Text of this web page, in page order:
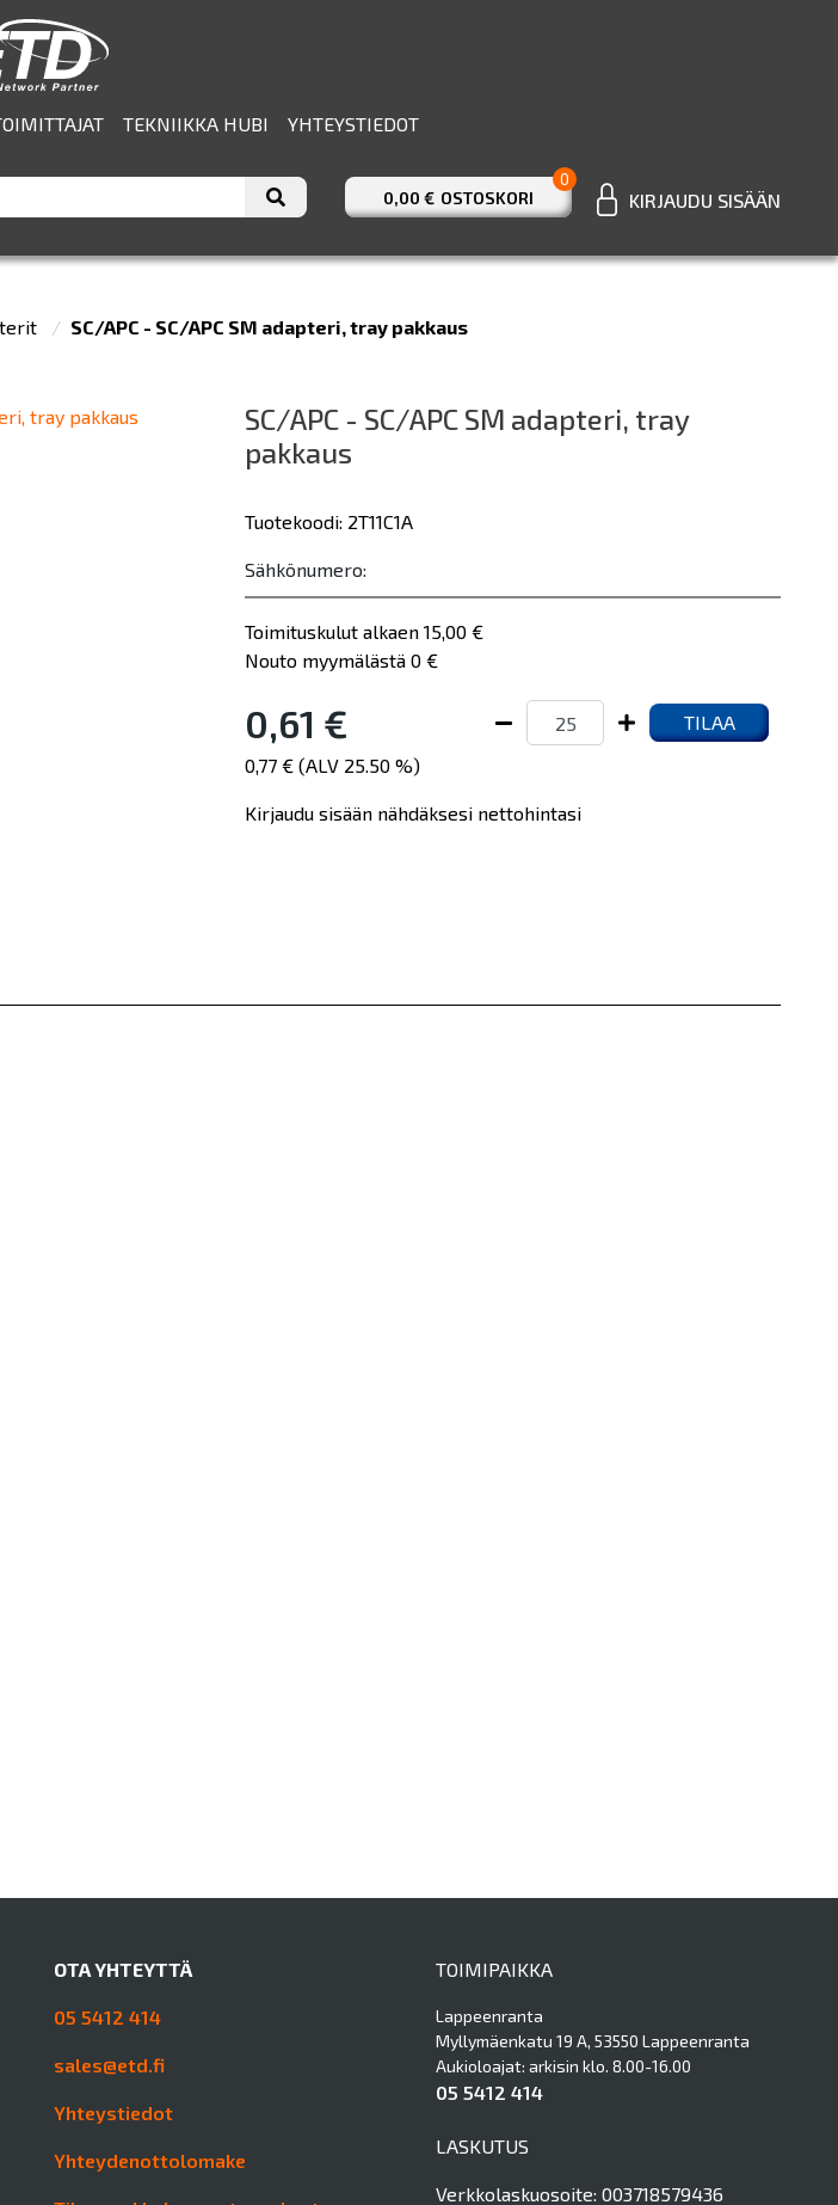
TEKNIIKKA HUBI YHTEYSTIEDOT
0,00 € OSTOSKORI
0
KIRJAUDU SISÄÄN
SC/APC - SC/APC SM adapteri, tray pakkaus
SC/APC - SC/APC SM adapteri, tray
pakkaus
Tuotekoodi: 2T11C1A
Sähkönumero:
Toimituskulut alkaen 15,00 €
Nouto myymälästä 0 €
0,61 €
TILAA
0,77 € (ALV 25.50 %)
Kirjaudu sisään nähdäksesi nettohintasi
OTA YHTEYTTÄ
05 5412 414
sales@etd.fi
Yhteystiedot
Yhteydenottolomake
TOIMIPAIKKA
Lappeenranta
Myllymäenkatu 19 A, 53550 Lappeenranta
Aukioloajat: arkisin klo. 8.00-16.00
05 5412 414
LASKUTUS
Verkkolaskuosoite: 003718579436